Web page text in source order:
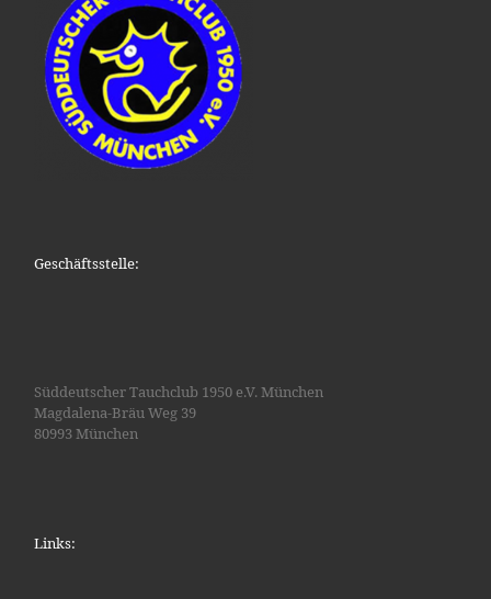
Geschäftsstelle:
Süddeutscher Tauchclub 1950 e.V. München
Magdalena-Bräu Weg 39
80993 München
Links: